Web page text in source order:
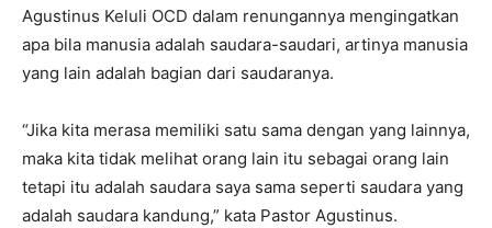
Agustinus Keluli OCD dalam renungannya mengingatkan
apa bila manusia adalah saudara-saudari, artinya manusia
yang lain adalah bagian dari saudaranya.
“Jika kita merasa memiliki satu sama dengan yang lainnya,
maka kita tidak melihat orang lain itu sebagai orang lain
tetapi itu adalah saudara saya sama seperti saudara yang
adalah saudara kandung,” kata Pastor Agustinus.